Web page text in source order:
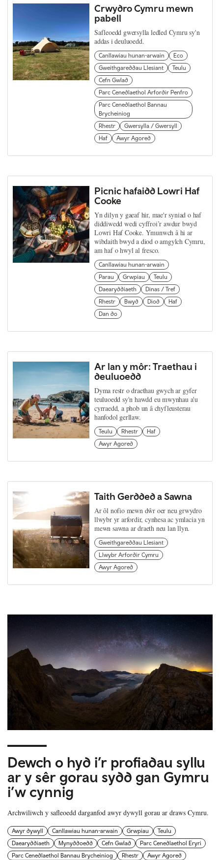
Crwydro Cymru mewn
pabell
Safleoedd gwersylla ledled Cymru sy'n
addas i deuluoedd.
Canllawiau hunan-arwain
Eco
Gweithgareddau Llesiant
Teulu
Cefn Gwlad
Parc Cenedlaethol Arfordir Penfro
Parc Cenedlaethol Bannau
Brycheiniog
Rhestr
Gwersylla / Gwersyll
Haf
Awyr Agored
Picnic hafaidd Lowri Haf
Cooke
Yn dilyn y gaeaf hir, mae'r syniad o haf
diddiwedd wedi cyffroi’r awdur bwyd
Lowri Haf Cooke. Ymunwch â hi ar
wibdaith bwyd a diod o amgylch Cymru,
am haf o hwyl al fresco.
Canllawiau hunan-arwain
Parau
Grwpiau
Teulu
Daearyddiaeth
Dinas / Tref
Rhestr
Bwyd Diod
Haf
Dan do
Ar lan y môr: Traethau i
deuluoedd
Dyma restr o draethau gwych ar gyfer
teuluoedd sy'n hawdd eu mwynhau a'u
cyrraedd, a phob un â chyfleusterau
hanfodol gerllaw.
Teulu Rhestr
Haf
Awyr Agored
Taith Gerdded a Sawna
Ar ôl nofio mewn dŵr oer neu grwydro
llwybr yr arfordir, cynhesa ac ymlacia yn
mewn sawna ar draeth neu lan llyn.
Gweithgareddau Llesiant
Llwybr Arfordir Cymru
Awyr Agored
Dewch o hyd i’r profiadau syllu
ar y sêr gorau sydd gan Gymru
i’w cynnig
Archwiliwch y safleoedd darganfod awyr dywyll gorau ar draws Cymru.
Awyr dywyll Canllawiau hunan-arwain Grwpiau
Teulu
Daearyddiaeth
Mynyddoedd Cefn Gwlad
Parc Cenedlaethol Eryri
Parc Cenedlaethol Bannau Brycheiniog
Rhestr Awyr Agored